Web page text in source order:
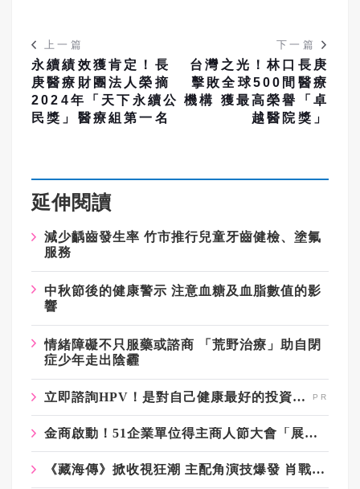
上一篇
永續績效獲肯定！長
庚醫療財團法人榮摘
2024年「天下永續公
民獎」醫療組第一名
下一篇
台灣之光！林口長庚
擊敗全球500間醫療
機構 獲最高榮譽「卓
越醫院獎」
延伸閱讀
減少齲齒發生率 竹市推行兒童牙齒健檢、塗氟
服務
中秋節後的健康警示 注意血糖及血脂數值的影
響
情緒障礙不只服藥或諮商 「荒野治療」助自閉
症少年走出陰霾
立即諮詢HPV！是對自己健康最好的投資，把握現在不嫌晚！
金商啟動！51企業單位得主商人節大會「展現不凡」！
《藏海傳》掀收視狂潮 主配角演技爆發 肖戰不是第一